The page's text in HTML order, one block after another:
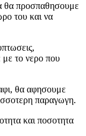
θα προσπαθησουμε
του και να
με το νερο που
θα αφησουμε
παραγωγη.
και ποσοτητα